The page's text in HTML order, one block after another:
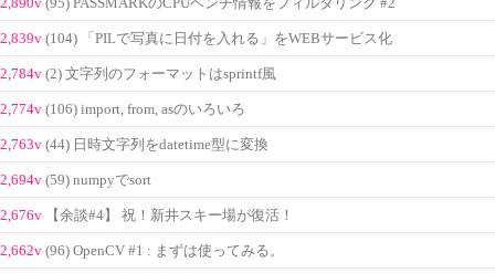
(95) PASSMARKのCPUベンチ情報をフィルタリング #2
2,839v (104) 「PILで写真に日付を入れる」をWEBサービス化
2,784v (2) 文字列のフォーマットはsprintf風
2,774v (106) import, from, asのいろいろ
2,763v (44) 日時文字列をdatetime型に変換
2,694v (59) numpyでsort
2,676v 【余談#4】 祝！新井スキー場が復活！
2,662v (96) OpenCV #1 : まずは使ってみる。